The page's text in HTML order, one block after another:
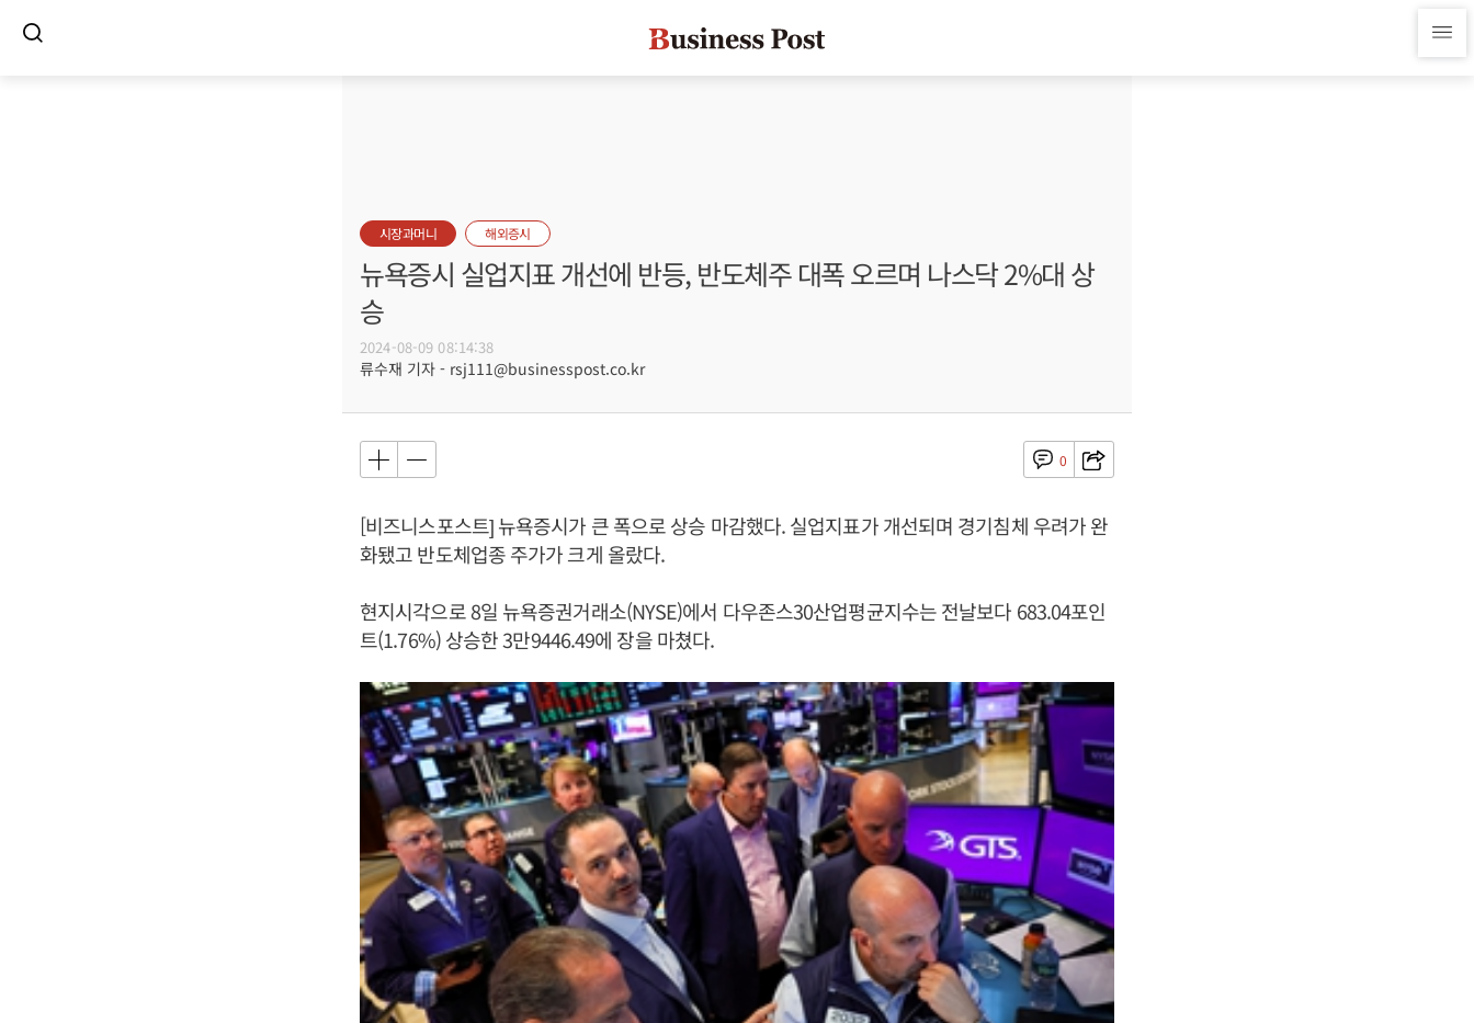
시장과머니 해외증시
뉴욕증시 실업지표 개선에 반등, 반도체주 대폭 오르며 나스닥 2%대 상
승
2024-08-09 08:14:38
류수재 기자 - rsj111@businesspost.co.kr
0
[비즈니스포스트] 뉴욕증시가 큰 폭으로 상승 마감했다. 실업지표가 개선되며 경기침체 우려가 완
화됐고 반도체업종 주가가 크게 올랐다.
현지시각으로 8일 뉴욕증권거래소(NYSE)에서 다우존스30산업평균지수는 전날보다 683.04포인
트(1.76%) 상승한 3만9446.49에 장을 마쳤다.